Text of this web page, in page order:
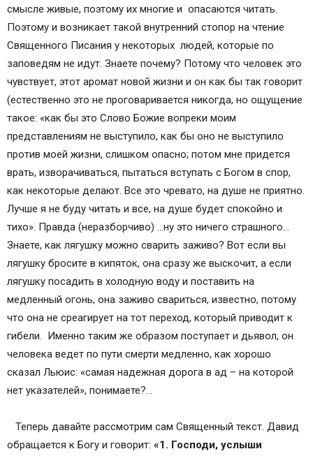
смысле живые, поэтому их многие и опасаются читать.
Поэтому и возникает такой внутренний стопор на чтение
Священного Писания у некоторых людей, которые по
заповедям не идут. Знаете почему? Потому что человек это
чувствует, этот аромат новой жизни и он как бы так говорит
(естественно это не проговаривается никогда, но ощущение
такое: «как бы это Слово Божие вопреки моим
представлениям не выступило, как бы оно не выступило
против моей жизни, слишком опасно; потом мне придется
врать, изворачиваться, пытаться вступать с Богом в спор,
как некоторые делают. Все это чревато, на душе не приятно.
Лучше я не буду читать и все, на душе будет спокойно и
тихо». Правда (неразборчиво) …ну это ничего страшного…
Знаете, как лягушку можно сварить заживо? Вот если вы
лягушку бросите в кипяток, она сразу же выскочит, а если
лягушку посадить в холодную воду и поставить на
медленный огонь, она заживо свариться, известно, потому
что она не среагирует на тот переход, который приводит к
гибели. Именно таким же образом поступает и дьявол, он
человека ведет по пути смерти медленно, как хорошо
сказал Льюис: «самая надежная дорога в ад – на которой
нет указателей», понимаете?…
Теперь давайте рассмотрим сам Священный текст. Давид
обращается к Богу и говорит: «1. Господи, услыши